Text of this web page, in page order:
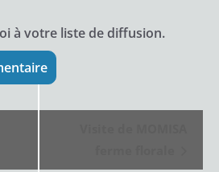
à votre liste de diffusion.